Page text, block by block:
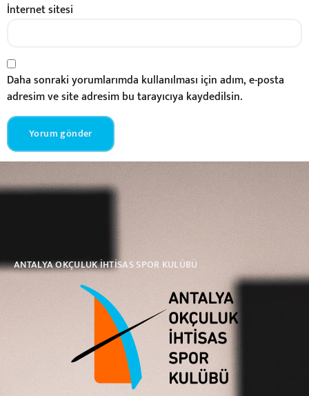
İnternet sitesi
Daha sonraki yorumlarımda kullanılması için adım, e-posta
adresim ve site adresim bu tarayıcıya kaydedilsin.
ANTALYA OKÇULUK İHTİSAS SPOR KULÜBÜ